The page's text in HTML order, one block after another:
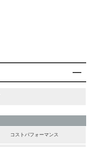
コストパフォーマンス